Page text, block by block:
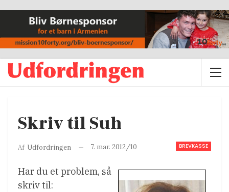
Skriv til Suh
BREVKASSE
Af Udfordringen 7. mar. 2012/10
Har du et problem, så
skriv til: